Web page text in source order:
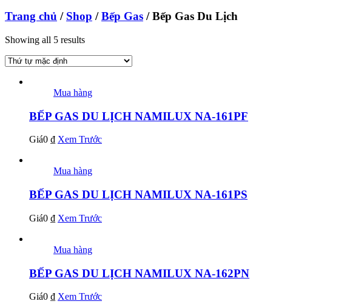
Trang chủ / Shop /Bếp Gas / Bếp Gas Du Lịch
Showing all 5 results
Mua hàng
BẾP GAS DU LỊCH NAMILUX NA-161PF
Giá0 ₫ Xem Trước
Mua hàng
BẾP GAS DU LỊCH NAMILUX NA-161PS
Giá0 ₫ Xem Trước
Mua hàng
BẾP GAS DU LỊCH NAMILUX NA-162PN
Giá0 ₫ Xem Trước